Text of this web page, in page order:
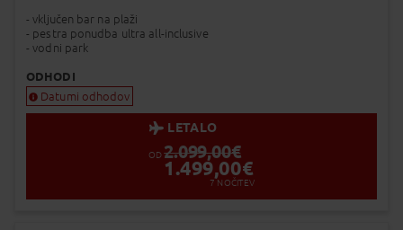
- vključen bar na plaži
- pestra ponudba ultra all-inclusive
- vodni park
ODHODI
Datumi odhodov
LETALO
OD2.099,00€
1.499,00€
7 NOČITEV